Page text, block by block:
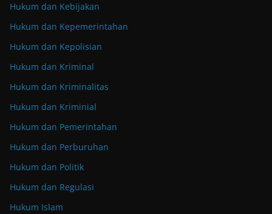
Hukum dan Kebijakan
Hukum dan Kepemerintahan
Hukum dan Kepolisian
Hukum dan Kriminal
Hukum dan Kriminalitas
Hukum dan Kriminial
Hukum dan Pemerintahan
Hukum dan Perburuhan
Hukum dan Politik
Hukum dan Regulasi
Hukum Islam